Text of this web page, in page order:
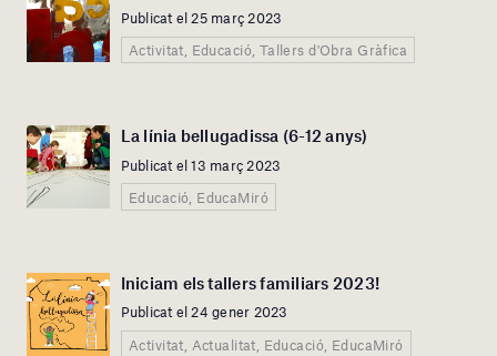
Publicat el 25 març 2023
Activitat, Educació, Tallers d'Obra Gràfica
La línia bellugadissa (6-12 anys)
Publicat el 13 març 2023
Educació, EducaMiró
Iniciam els tallers familiars 2023!
Publicat el 24 gener 2023
Activitat, Actualitat, Educació, EducaMiró